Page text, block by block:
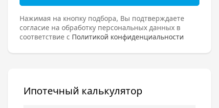
Нажимая на кнопку подбора, Вы подтверждаете
согласие на обработку персональных данных в
соответствие с Политикой конфиденциальности
Ипотечный калькулятор